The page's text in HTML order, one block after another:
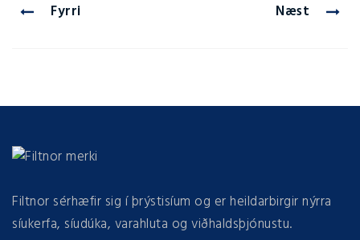
Fyrri Næst
Filtnor sérhæfir sig í þrýstisíum og er heildarbirgir nýrra
síukerfa, síudúka, varahluta og viðhaldsþjónustu.